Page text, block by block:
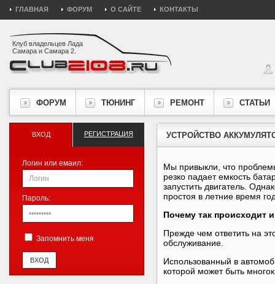
ГЛАВНАЯ ФОРУМ О САЙТЕ КОНТАКТЫ
Клуб владельцев Лада
Самара и Самара 2.
ФОРУМ ТЮНИНГ РЕМОНТ СТАТЬИ
УСТРОЙСТВО
Мы привыкли, что
резко падает емкость
запустить двигатель.
простоя в летние время
Почему так происходит
Прежде чем ответить на
обслуживание.
Использованный в
которой может быть
ВХОД РЕГИСТРАЦИЯ
Логин или емаил:
Пароль:
Запомнить меня